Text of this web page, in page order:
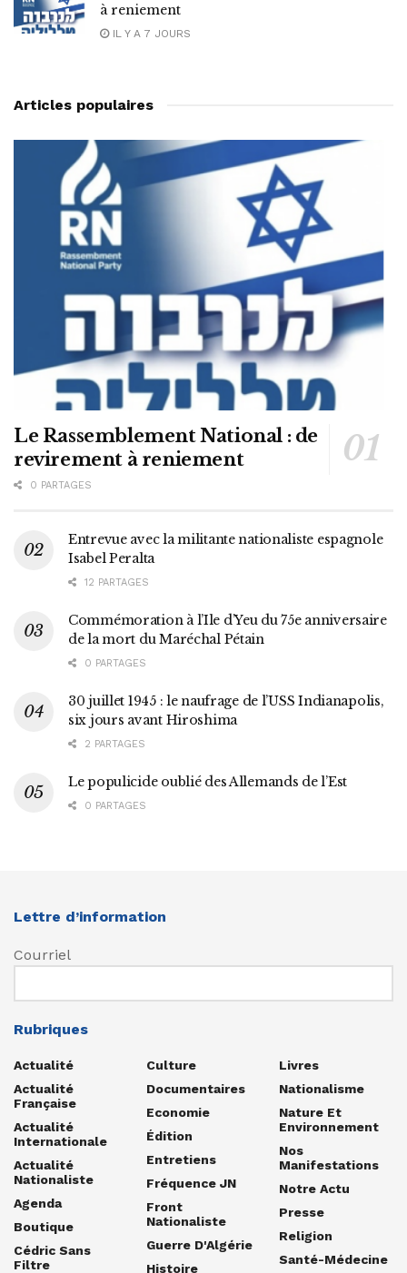
à reniement
IL Y A 7 JOURS
Articles populaires
Le Rassemblement National : de
revirement à reniement
0 PARTAGES
Entrevue avec la militante nationaliste espagnole
Isabel Peralta
12 PARTAGES
Commémoration à l’Ile d’Yeu du 75e anniversaire
de la mort du Maréchal Pétain
0 PARTAGES
30 juillet 1945 : le naufrage de l’USS Indianapolis,
six jours avant Hiroshima
2 PARTAGES
Le populicide oublié des Allemands de l’Est
0 PARTAGES
Lettre d’information
Courriel
Rubriques
Actualité
Actualité
Française
Actualité
Internationale
Actualité
Nationaliste
Agenda
Boutique
Cédric Sans
Filtre
Culture
Documentaires
Economie
Édition
Entretiens
Fréquence JN
Front
Nationaliste
Guerre D'Algérie
Histoire
Livres
Nationalisme
Nature Et
Environnement
Nos
Manifestations
Notre Actu
Presse
Religion
Santé-Médecine